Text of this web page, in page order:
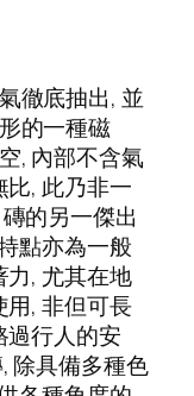
徹底抽出, 並
的一種磁
, 內部不含氣
, 此乃非一
的另一傑出
點亦為一般
, 尤其在地
用, 非但可長
過行人的安
除具備多種色